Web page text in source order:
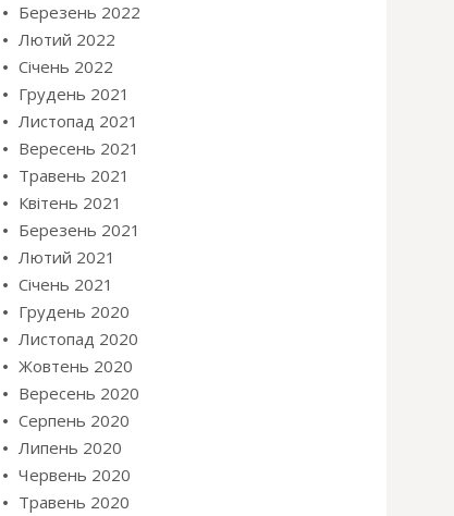
Березень 2022
Лютий 2022
Січень 2022
Грудень 2021
Листопад 2021
Вересень 2021
Травень 2021
Квітень 2021
Березень 2021
Лютий 2021
Січень 2021
Грудень 2020
Листопад 2020
Жовтень 2020
Вересень 2020
Серпень 2020
Липень 2020
Червень 2020
Травень 2020